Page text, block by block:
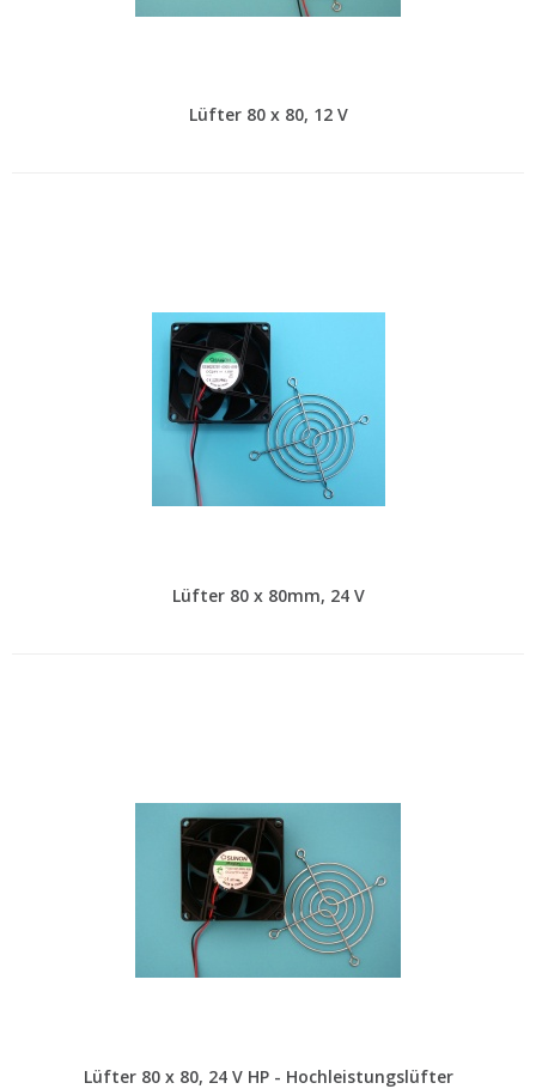
Lüfter 80 x 80, 12 V
Lüfter 80 x 80mm, 24 V
Lüfter 80 x 80, 24 V HP - Hochleistungslüfter